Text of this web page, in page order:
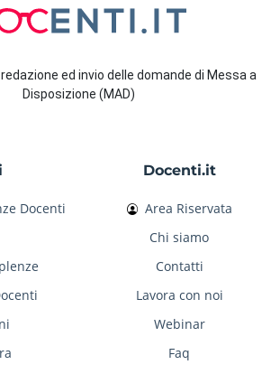
ed invio delle domande di Messa a
Disposizione (MAD)
Docenti
Docenti.it
Area Riservata
Chi siamo
Contatti
Lavora con noi
Webinar
Faq